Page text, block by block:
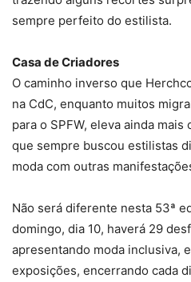
sempre perfeito do estilista.
Casa de Criadores
O caminho inverso que
na CdC, enquanto muitos
para o SPFW, eleva ainda
que sempre buscou estilistas
moda com outras
Não será diferente nesta 53ª
domingo, dia 10, haverá 29
apresentando moda inclusiva,
exposições, encerrando cada